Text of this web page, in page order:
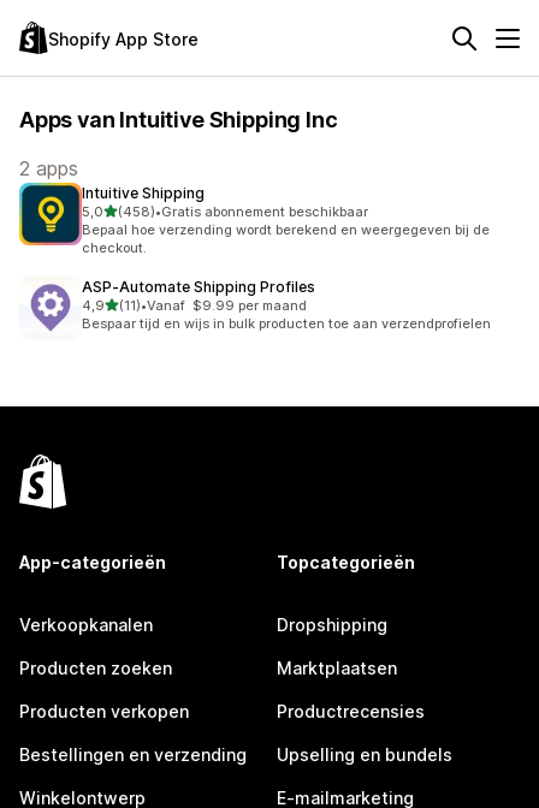
Shopify App Store
Apps van Intuitive Shipping Inc
2 apps
Intuitive Shipping
5,0van 5 sterren
(458)
458 recensies in totaal
•Gratis abonnement beschikbaar
Bepaal hoe verzending wordt berekend en weergegeven bij de
checkout.
ASP‑Automate Shipping Profiles
4,9van 5 sterren
(11)
11 recensies in totaal
•Vanaf $9.99 per maand
Bespaar tijd en wijs in bulk producten toe aan verzendprofielen
App-categorieën
Verkoopkanalen
Producten zoeken
Producten verkopen
Bestellingen en verzending
Winkelontwerp
Topcategorieën
Dropshipping
Marktplaatsen
Productrecensies
Upselling en bundels
E-mailmarketing